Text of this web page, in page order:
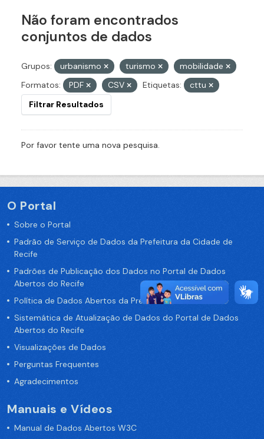
Não foram encontrados
conjuntos de dados
Grupos: urbanismo turismo
mobilidade
Formatos:
PDF CSV Etiquetas:
cttu
Filtrar Resultados
Por favor tente uma nova pesquisa.
O Portal
Sobre o Portal
Padrão de Serviço de Dados da Prefeitura da Cidade de
Recife
Padrões de Publicação dos Dados no Portal de Dados
Abertos do Recife
Política de Dados Abertos da Prefeitura do Recife
Sistemática de Atualização de Dados do Portal de Dados
Abertos do Recife
Visualizações de Dados
Perguntas Frequentes
Agradecimentos
Manuais e Vídeos
Manual de Dados Abertos W3C